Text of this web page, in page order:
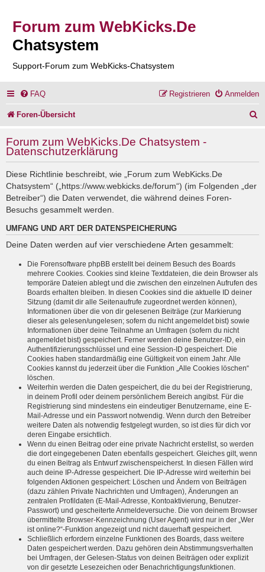
Forum zum WebKicks.De
Chatsystem
Support-Forum zum WebKicks-Chatsystem
FAQ Anmelden
Registrieren
Foren-Übersicht
Forum zum WebKicks.De Chatsystem -
Datenschutzerklärung
Diese Richtlinie beschreibt, wie „Forum zum WebKicks.De
Chatsystem“ („https://www.webkicks.de/forum“) (im Folgenden „der
Betreiber“) die Daten verwendet, die während deines Foren-
Besuchs gesammelt werden.
UMFANG UND ART DER DATENSPEICHERUNG
Deine Daten werden auf vier verschiedene Arten gesammelt:
Die Forensoftware phpBB erstellt bei deinem Besuch des Boards
mehrere Cookies. Cookies sind kleine Textdateien, die dein Browser als
temporäre Dateien ablegt und die zwischen den einzelnen Aufrufen des
Boards erhalten bleiben. In diesen Cookies sind die aktuelle ID deiner
Sitzung (damit dir alle Seitenaufrufe zugeordnet werden können),
Informationen über die von dir gelesenen Beiträge (zur Markierung
dieser als gelesen/ungelesen; sofern du nicht angemeldet bist) sowie
Informationen über deine Teilnahme an Umfragen (sofern du nicht
angemeldet bist) gespeichert. Ferner werden deine Benutzer-ID, ein
Authentifizierungsschlüssel und eine Session-ID gespeichert. Die
Cookies haben standardmäßig eine Gültigkeit von einem Jahr. Alle
Cookies kannst du jederzeit über die Funktion „Alle Cookies löschen“
löschen.
Weiterhin werden die Daten gespeichert, die du bei der Registrierung,
in deinem Profil oder deinem persönlichem Bereich angibst. Für die
Registrierung sind mindestens ein eindeutiger Benutzername, eine E-
Mail-Adresse und ein Passwort notwendig. Wenn durch den Betreiber
weitere Daten als notwendig festgelegt wurden, so ist dies für dich vor
deren Eingabe ersichtlich.
Wenn du einen Beitrag oder eine private Nachricht erstellst, so werden
die dort eingegebenen Daten ebenfalls gespeichert. Gleiches gilt, wenn
du einen Beitrag als Entwurf zwischenspeicherst. In diesen Fällen wird
auch deine IP-Adresse gespeichert. Die IP-Adresse wird weiterhin bei
folgenden Aktionen gespeichert: Löschen und Ändern von Beiträgen
(dazu zählen Private Nachrichten und Umfragen), Änderungen an
zentralen Profildaten (E-Mail-Adresse, Kontoaktivierung, Benutzer-
Passwort) und gescheiterte Anmeldeversuche. Die von deinem Browser
übermittelte Browser-Kennzeichnung (User Agent) wird nur in der „Wer
ist online?“-Funktion angezeigt und nicht dauerhaft gespeichert.
Schließlich erfordern einzelne Funktionen des Boards, dass weitere
Daten gespeichert werden. Dazu gehören dein Abstimmungsverhalten
bei Umfragen, der Gelesen-Status von deinen Beiträgen oder explizit
von dir gesetzte Lesezeichen oder Benachrichtigungsfunktionen.